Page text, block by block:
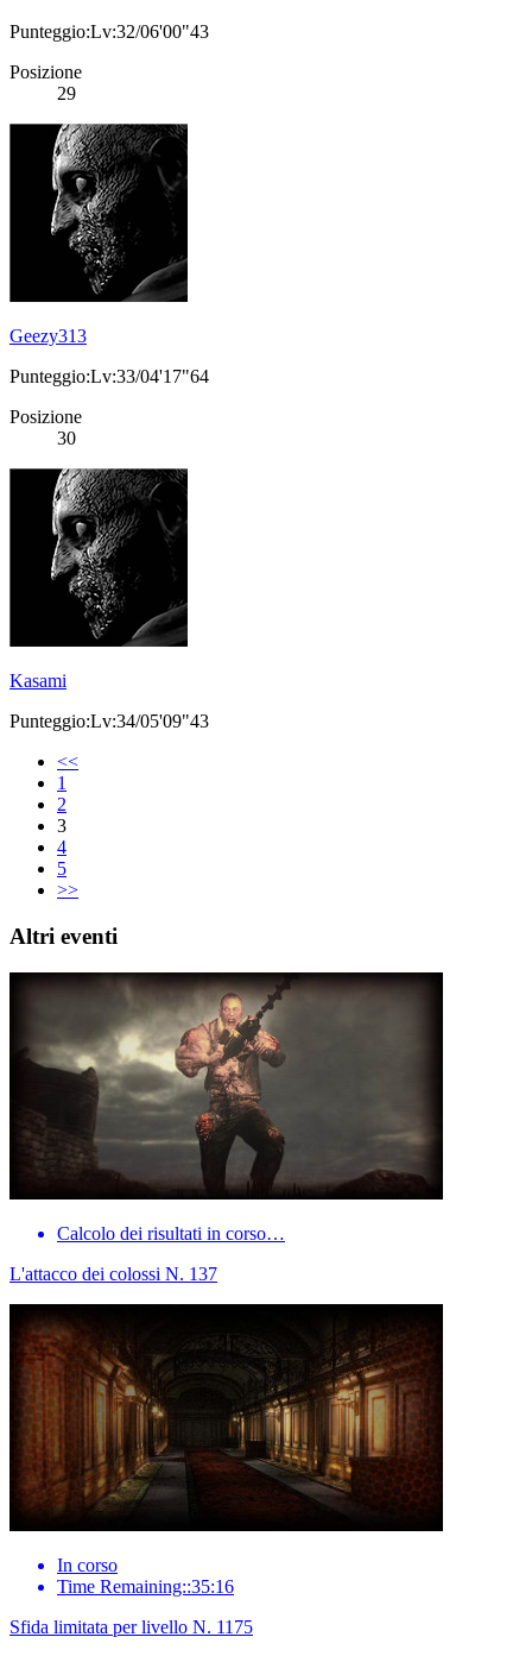
Punteggio:Lv:32/06'00"43
Posizione
29
Geezy313
Punteggio:Lv:33/04'17"64
Posizione
30
Kasami
Punteggio:Lv:34/05'09"43
<<
1
2
3
4
5
>>
Altri eventi
Calcolo dei risultati in corso…
L'attacco dei colossi N. 137
In corso
Time Remaining::35:16
Sfida limitata per livello N. 1175